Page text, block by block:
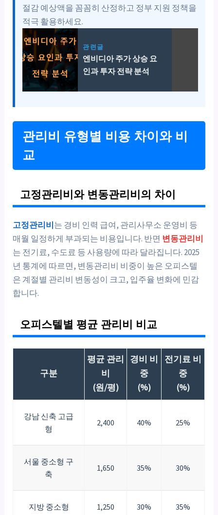
절감 예상액을 꼼꼼히 산정하고 정부 지원 정책을
적극 활용하세요.
관련글
엔비디아 주가 상승 요
인과 투자 전략 분석
관리비 유형별 비용 차이와 비
교
고정관리비와 변동관리비의 차이
고정관리비는 경비 인력 급여, 관리사무소 운영비 등
매월 일정하게 부과되는 비용입니다. 반면 변동관리비
는 전기료, 수도료 등 사용량에 따라 달라집니다. 2025
년 통계에 따르면, 변동관리비 비중이 높은 오피스텔
은 계절별 관리비 변동성이 크고, 입주율 변화에 민감
합니다.
오피스텔별 평균 관리비 비교
구분
평균 관리
비
(원/평)
경비 비
중
(%)
전기료 비
중
(%)
강남 신축 고급
형
2,400 40% 25%
서울 중소형 구
축
1,650 35% 30%
지방 중소형 1,250 30% 35%